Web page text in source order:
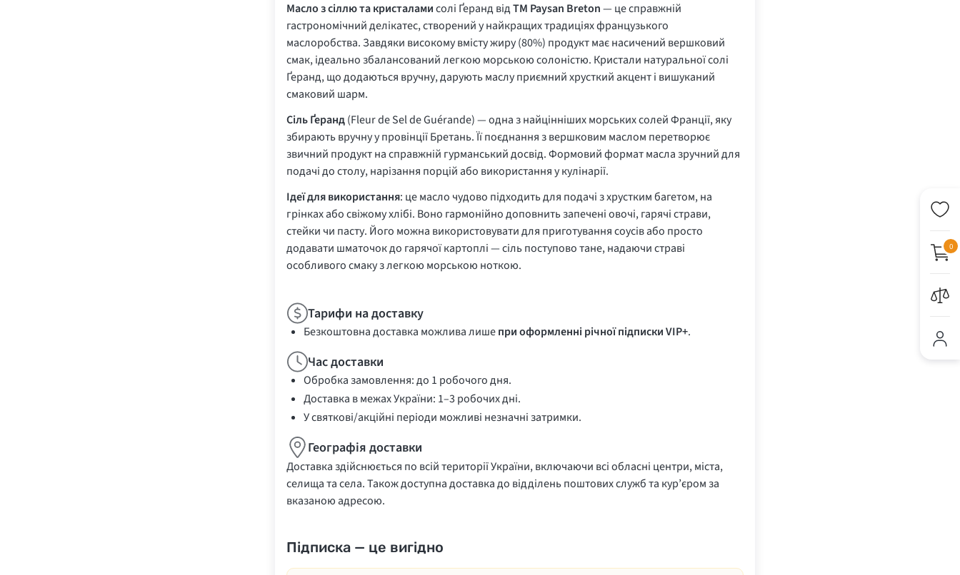
0
Масло зсіллю та кристаламисолі Ґеранд відTM Paysan Breton— це справжній
гастрономічний делікатес, створений у найкращих традиціях французького
маслоробства. Завдяки високому вмісту жиру (80%) продукт має насичений вершковий
смак, ідеально збалансований легкою морською солоністю. Кристали натуральної солі
Ґеранд, що додаються вручну, дарують маслу приємний хрусткий акцент і вишуканий
смаковий шарм.
Сіль Ґеранд(Fleur de Sel de Guérande) — одна з найцінніших морських солей Франції, яку
збирають вручну у провінції Бретань. Її поєднання з вершковим маслом перетворює
звичний продукт на справжній гурманський досвід. Формовий формат масла зручний для
подачі до столу, нарізання порцій або використання у кулінарії.
Ідеї для використання: це масло чудово підходить для подачі з хрустким багетом, на
грінках або свіжому хлібі. Воно гармонійно доповнить запечені овочі, гарячі страви,
стейки чи пасту. Його можна використовувати для приготування соусів або просто
додавати шматочок до гарячої картоплі — сіль поступово тане, надаючи страві
особливого смаку з легкою морською ноткою.
Тарифи на доставку
Безкоштовна доставка можлива лишепри оформленні річної підписки VIP+.
Час доставки
Обробка замовлення: до 1 робочого дня.
Доставка в межах України: 1–3 робочих дні.
У святкові/акційні періоди можливі незначні затримки.
Географія доставки
Доставка здійснюється по всій території України, включаючи всі обласні центри, міста,
селища та села. Також доступна доставка до відділень поштових служб та кур’єром за
вказаною адресою.
Підписка — це вигідно